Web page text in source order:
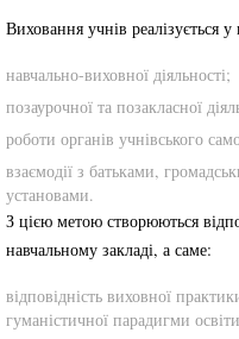
Виховання учнів реалізується у
навчально-виховної діяльності;
позаурочної та позакласної
роботи органів учнівського
взаємодії з батьками,
установами.
З цією метою створюються
навчальному закладі, а саме:
відповідність виховної
гуманістичної парадигми